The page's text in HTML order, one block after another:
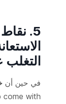
5.
التغلب
في حين أن
come with